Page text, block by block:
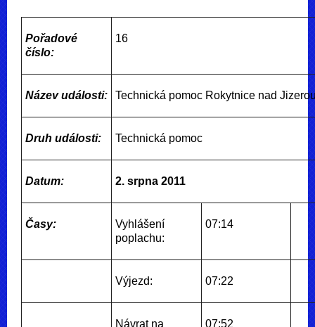
Pořadové
číslo:
16
Název události: Technická pomoc Rokytnice nad
Druh události: Technická pomoc
Datum: 2. srpna 2011
Časy:
Vyhlášení
poplachu:
07:14
Výjezd: 07:22
Návrat na
07:52